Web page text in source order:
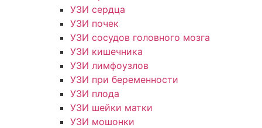
УЗИ сердца
УЗИ почек
УЗИ сосудов головного мозга
УЗИ кишечника
УЗИ лимфоузлов
УЗИ при беременности
УЗИ плода
УЗИ шейки матки
УЗИ мошонки